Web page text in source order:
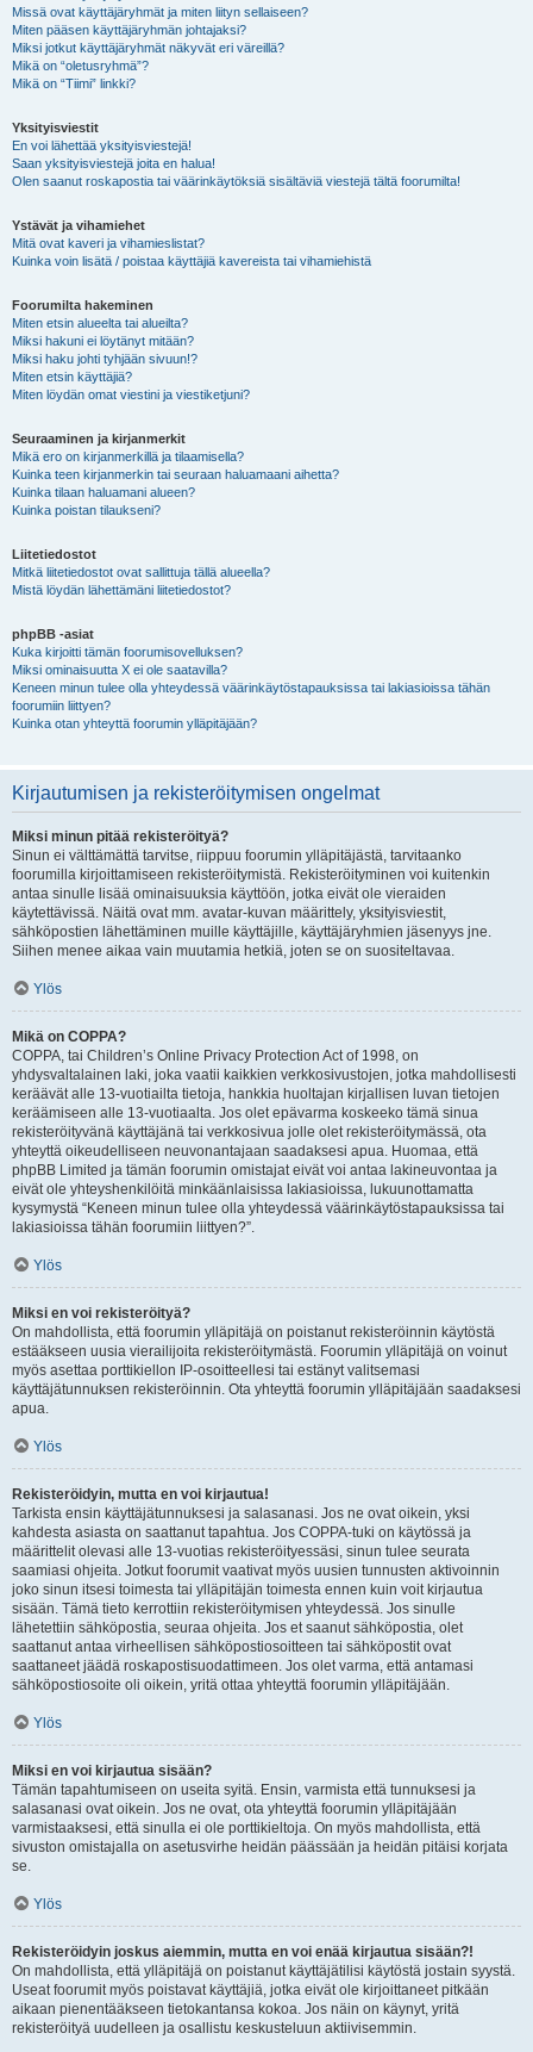
Missä ovat käyttäjäryhmät ja miten liityn sellaiseen?
Miten pääsen käyttäjäryhmän johtajaksi?
Miksi jotkut käyttäjäryhmät näkyvät eri väreillä?
Mikä on “oletusryhmä”?
Mikä on “Tiimi” linkki?
Yksityisviestit
En voi lähettää yksityisviestejä!
Saan yksityisviestejä joita en halua!
Olen saanut roskapostia tai väärinkäytöksiä sisältäviä viestejä tältä foorumilta!
Ystävät ja vihamiehet
Mitä ovat kaveri ja vihamieslistat?
Kuinka voin lisätä / poistaa käyttäjiä kavereista tai vihamiehistä
Foorumilta hakeminen
Miten etsin alueelta tai alueilta?
Miksi hakuni ei löytänyt mitään?
Miksi haku johti tyhjään sivuun!?
Miten etsin käyttäjiä?
Miten löydän omat viestini ja viestiketjuni?
Seuraaminen ja kirjanmerkit
Mikä ero on kirjanmerkillä ja tilaamisella?
Kuinka teen kirjanmerkin tai seuraan haluamaani aihetta?
Kuinka tilaan haluamani alueen?
Kuinka poistan tilaukseni?
Liitetiedostot
Mitkä liitetiedostot ovat sallittuja tällä alueella?
Mistä löydän lähettämäni liitetiedostot?
phpBB -asiat
Kuka kirjoitti tämän foorumisovelluksen?
Miksi ominaisuutta X ei ole saatavilla?
Keneen minun tulee olla yhteydessä väärinkäytöstapauksissa tai lakiasioissa tähän
foorumiin liittyen?
Kuinka otan yhteyttä foorumin ylläpitäjään?
Kirjautumisen ja rekisteröitymisen ongelmat
Miksi minun pitää rekisteröityä?
Sinun ei välttämättä tarvitse, riippuu foorumin ylläpitäjästä, tarvitaanko
foorumilla kirjoittamiseen rekisteröitymistä. Rekisteröityminen voi kuitenkin
antaa sinulle lisää ominaisuuksia käyttöön, jotka eivät ole vieraiden
käytettävissä. Näitä ovat mm. avatar-kuvan määrittely, yksityisviestit,
sähköpostien lähettäminen muille käyttäjille, käyttäjäryhmien jäsenyys jne.
Siihen menee aikaa vain muutamia hetkiä, joten se on suositeltavaa.
Ylös
Mikä on COPPA?
COPPA, tai Children’s Online Privacy Protection Act of 1998, on
yhdysvaltalainen laki, joka vaatii kaikkien verkkosivustojen, jotka mahdollisesti
keräävät alle 13-vuotiailta tietoja, hankkia huoltajan kirjallisen luvan tietojen
keräämiseen alle 13-vuotiaalta. Jos olet epävarma koskeeko tämä sinua
rekisteröityvänä käyttäjänä tai verkkosivua jolle olet rekisteröitymässä, ota
yhteyttä oikeudelliseen neuvonantajaan saadaksesi apua. Huomaa, että
phpBB Limited ja tämän foorumin omistajat eivät voi antaa lakineuvontaa ja
eivät ole yhteyshenkilöitä minkäänlaisissa lakiasioissa, lukuunottamatta
kysymystä “Keneen minun tulee olla yhteydessä väärinkäytöstapauksissa tai
lakiasioissa tähän foorumiin liittyen?”.
Ylös
Miksi en voi rekisteröityä?
On mahdollista, että foorumin ylläpitäjä on poistanut rekisteröinnin käytöstä
estääkseen uusia vierailijoita rekisteröitymästä. Foorumin ylläpitäjä on voinut
myös asettaa porttikiellon IP-osoitteellesi tai estänyt valitsemasi
käyttäjätunnuksen rekisteröinnin. Ota yhteyttä foorumin ylläpitäjään saadaksesi
apua.
Ylös
Rekisteröidyin, mutta en voi kirjautua!
Tarkista ensin käyttäjätunnuksesi ja salasanasi. Jos ne ovat oikein, yksi
kahdesta asiasta on saattanut tapahtua. Jos COPPA-tuki on käytössä ja
määrittelit olevasi alle 13-vuotias rekisteröityessäsi, sinun tulee seurata
saamiasi ohjeita. Jotkut foorumit vaativat myös uusien tunnusten aktivoinnin
joko sinun itsesi toimesta tai ylläpitäjän toimesta ennen kuin voit kirjautua
sisään. Tämä tieto kerrottiin rekisteröitymisen yhteydessä. Jos sinulle
lähetettiin sähköpostia, seuraa ohjeita. Jos et saanut sähköpostia, olet
saattanut antaa virheellisen sähköpostiosoitteen tai sähköpostit ovat
saattaneet jäädä roskapostisuodattimeen. Jos olet varma, että antamasi
sähköpostiosoite oli oikein, yritä ottaa yhteyttä foorumin ylläpitäjään.
Ylös
Miksi en voi kirjautua sisään?
Tämän tapahtumiseen on useita syitä. Ensin, varmista että tunnuksesi ja
salasanasi ovat oikein. Jos ne ovat, ota yhteyttä foorumin ylläpitäjään
varmistaaksesi, että sinulla ei ole porttikieltoja. On myös mahdollista, että
sivuston omistajalla on asetusvirhe heidän päässään ja heidän pitäisi korjata
se.
Ylös
Rekisteröidyin joskus aiemmin, mutta en voi enää kirjautua sisään?!
On mahdollista, että ylläpitäjä on poistanut käyttäjätilisi käytöstä jostain syystä.
Useat foorumit myös poistavat käyttäjiä, jotka eivät ole kirjoittaneet pitkään
aikaan pienentääkseen tietokantansa kokoa. Jos näin on käynyt, yritä
rekisteröityä uudelleen ja osallistu keskusteluun aktiivisemmin.